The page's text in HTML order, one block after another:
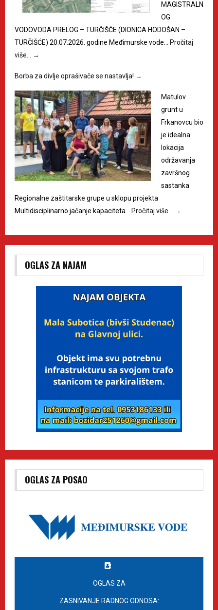
MAGISTRALN
OG
VODOVODA PRELOG – TURČIŠĆE (DIONICA HODOŠAN –
TURČIŠĆE) 20.07.2026. godine Međimurske vode… Pročitaj
više… →
Borba za divlje oprašivače se nastavlja! →
Matulov
grunt u
Frkanovcu bio
je idealna
lokacija
održavanja
završnog
sastanka
Regionalne zaštitarske grupe u sklopu projekta
Multidisciplinarno jačanje kapaciteta… Pročitaj više… →
OGLAS ZA NAJAM
OGLAS ZA POSAO
OGLAS ZA
ZASNIVANJE RADNOG ODNOSA: